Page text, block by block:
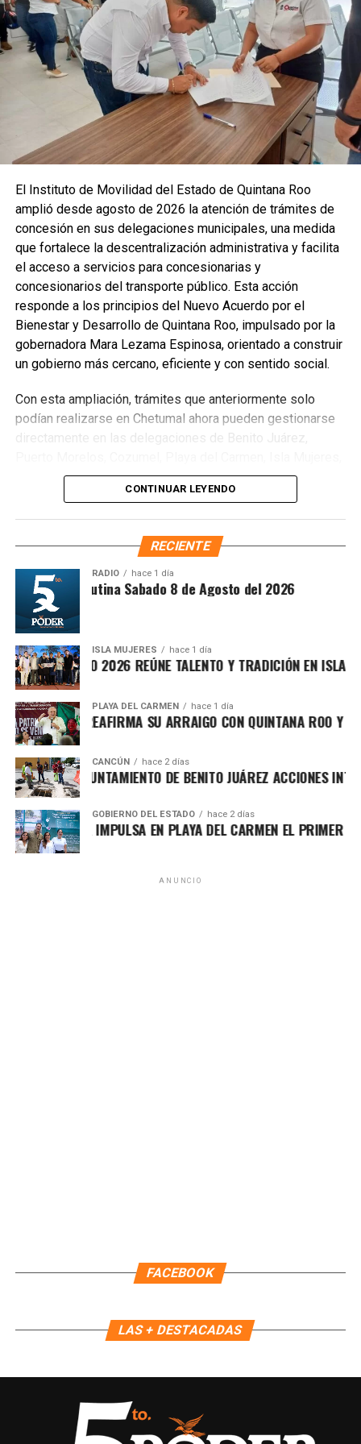
cualquier aviso preventivo. El ambiente húmedo y las altas
temperaturas seguirán siendo protagonistas en la región,
reforzando la importancia de medidas de autocuidado para
evitar golpes de calor.
Fuente: 5to Poder Agencia de Noticias
Recibe las noticias al instante
Únete al canal oficial de WhatsApp de
Quinto Podery recibe las noticias más
importantes de Quintana Roo directamente
en tu teléfono.
Unirme al canal de WhatsApp
El Instituto de Movilidad del Estado de Quintana Roo
amplió desde agosto de 2026 la atención de trámites de
concesión en sus delegaciones municipales, una medida
que fortalece la descentralización administrativa y facilita
el acceso a servicios para concesionarias y
concesionarios del transporte público. Esta acción
responde a los principios del Nuevo Acuerdo por el
Bienestar y Desarrollo de Quintana Roo, impulsado por la
gobernadora Mara Lezama Espinosa, orientado a construir
un gobierno más cercano, eficiente y con sentido social.
Con esta ampliación, trámites que anteriormente solo
podían realizarse en Chetumal ahora pueden gestionarse
directamente en las delegaciones de Benito Juárez,
Tulum y Felipe Carrillo Puerto, así como en las
subdelegaciones de Lázaro Cárdenas y José María
jurisdicción de cada oficina. Entre los procedimientos
disponibles se encuentranCesión de derechos
de derechos por defunción
derechos
Modificación de concesión yDesignación
de beneficiarios
CONTINUAR LEYENDO
RECIENTE
RADIO hace 1 día
Síntesis Matutina Sabado 8 de Agosto del 2026
ISLA MUJERES hace 1 día
ISLEÑO 2026 REÚNE TALENTO Y TRADICIÓN EN ISLA
PLAYA DEL CARMEN hace 1 día
MARÍN REAFIRMA SU ARRAIGO CON QUINTANA ROO Y
CANCÚN hace 2 días
AYUNTAMIENTO DE BENITO JUÁREZ ACCIONES
GOBIERNO DEL ESTADO hace 2 días
LEZAMA IMPULSA EN PLAYA DEL CARMEN EL PRIMER
ANUNCIO
FACEBOOK
LAS + DESTACADAS